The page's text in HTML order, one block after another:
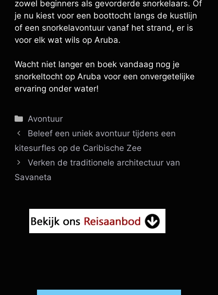
zowel beginners als gevorderde snorkelaars. Of
je nu kiest voor een boottocht langs de kustlijn
of een snorkelavontuur vanaf het strand, er is
voor elk wat wils op Aruba.
Wacht niet langer en boek vandaag nog je
snorkeltocht op Aruba voor een onvergetelijke
ervaring onder water!
Categorieën
Avontuur
Beleef een uniek avontuur tijdens een
kitesurfles op de Caribische Zee
Verken de traditionele architectuur van
Savaneta